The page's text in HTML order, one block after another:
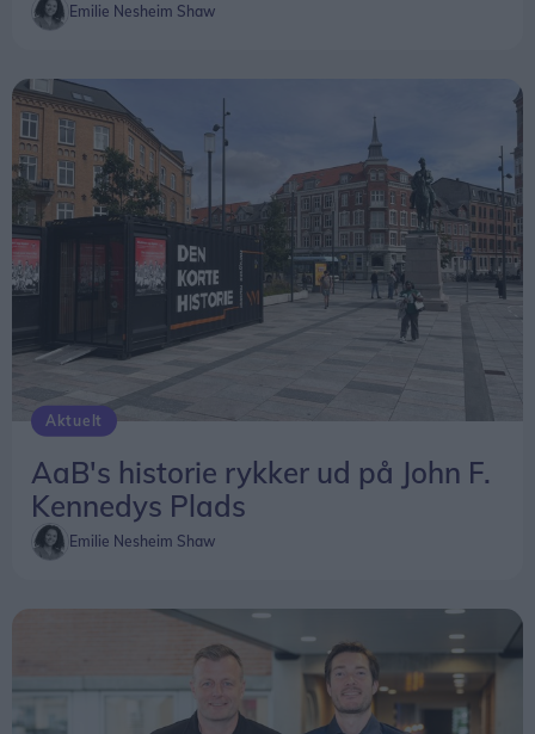
Emilie Nesheim Shaw
Aktuelt
AaB's historie rykker ud på John F.
Kennedys Plads
Emilie Nesheim Shaw